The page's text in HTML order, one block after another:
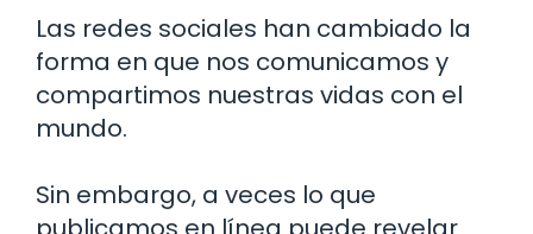
Las redes sociales han cambiado la
forma en que nos comunicamos y
compartimos nuestras vidas con el
mundo.
Sin embargo, a veces lo que